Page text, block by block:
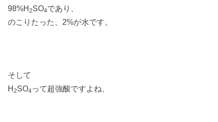
98%H2SO4であり、
のこりたった、2%が水です。
そして
H2SO4って超強酸ですよね、